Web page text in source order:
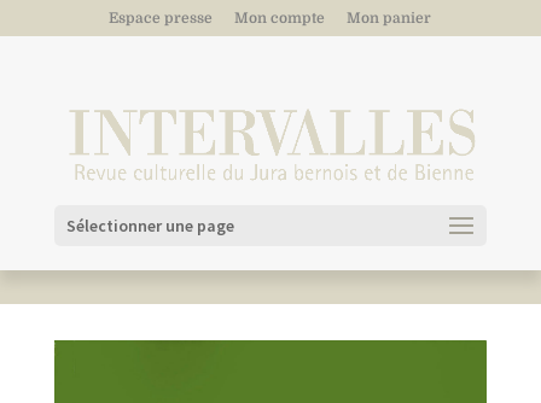
Espace presse Mon compte Mon panier
Sélectionner une page